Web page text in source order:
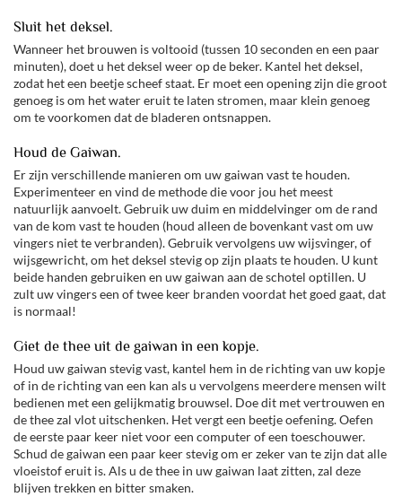
Sluit het deksel.
Wanneer het brouwen is voltooid (tussen 10 seconden en een paar
minuten), doet u het deksel weer op de beker. Kantel het deksel,
zodat het een beetje scheef staat. Er moet een opening zijn die groot
genoeg is om het water eruit te laten stromen, maar klein genoeg
om te voorkomen dat de bladeren ontsnappen.
Houd de Gaiwan.
Er zijn verschillende manieren om uw gaiwan vast te houden.
Experimenteer en vind de methode die voor jou het meest
natuurlijk aanvoelt. Gebruik uw duim en middelvinger om de rand
van de kom vast te houden (houd alleen de bovenkant vast om uw
vingers niet te verbranden). Gebruik vervolgens uw wijsvinger, of
wijsgewricht, om het deksel stevig op zijn plaats te houden. U kunt
beide handen gebruiken en uw gaiwan aan de schotel optillen. U
zult uw vingers een of twee keer branden voordat het goed gaat, dat
is normaal!
Giet de thee uit de gaiwan in een kopje.
Houd uw gaiwan stevig vast, kantel hem in de richting van uw kopje
of in de richting van een kan als u vervolgens meerdere mensen wilt
bedienen met een gelijkmatig brouwsel. Doe dit met vertrouwen en
de thee zal vlot uitschenken. Het vergt een beetje oefening. Oefen
de eerste paar keer niet voor een computer of een toeschouwer.
Schud de gaiwan een paar keer stevig om er zeker van te zijn dat alle
vloeistof eruit is. Als u de thee in uw gaiwan laat zitten, zal deze
blijven trekken en bitter smaken.